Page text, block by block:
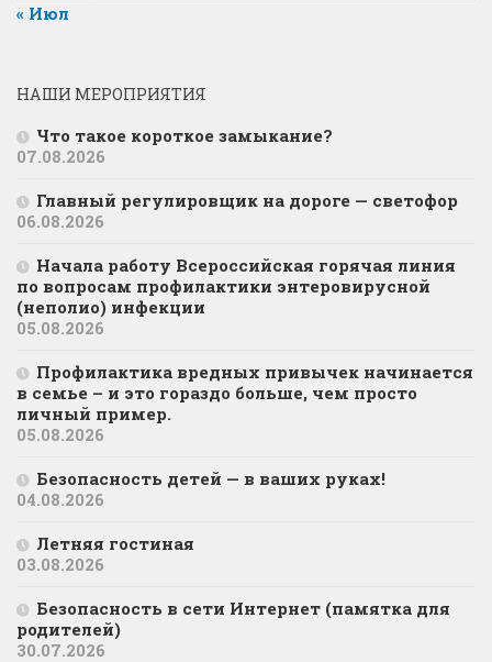
« Июл
НАШИ МЕРОПРИЯТИЯ
Что такое короткое замыкание?
07.08.2026
Главный регулировщик на дороге — светофор
06.08.2026
Начала работу Всероссийская горячая линия
по вопросам профилактики энтеровирусной
(неполио) инфекции
05.08.2026
Профилактика вредных привычек начинается
в семье – и это гораздо больше, чем просто
личный пример.
05.08.2026
Безопасность детей — в ваших руках!
04.08.2026
Летняя гостиная
03.08.2026
Безопасность в сети Интернет (памятка для
родителей)
30.07.2026